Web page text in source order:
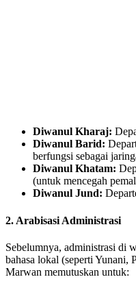
Diwanul Kharaj:
Diwanul Barid:
berfungsi sebagai
Diwanul Khatam:
(untuk mencegah
Diwanul Jund:
2. Arabisasi Administrasi
Sebelumnya, administrasi di
bahasa lokal (seperti
Marwan memutuskan untuk: